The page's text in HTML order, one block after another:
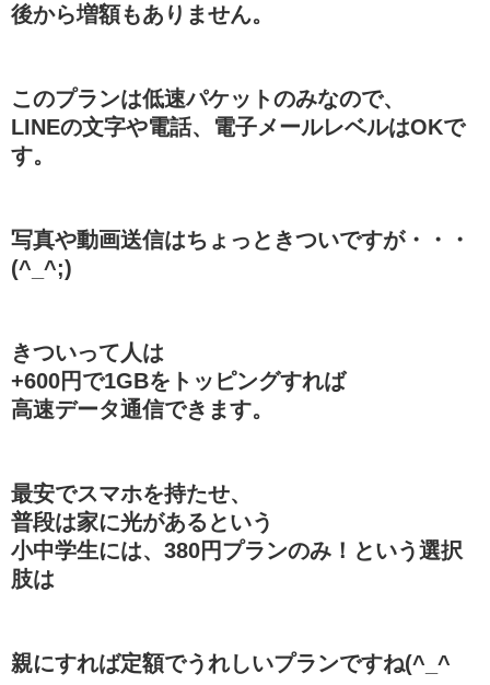
後から増額もありません。
このプランは低速パケットのみなので、
LINEの文字や電話、電子メールレベルはOKで
す。
写真や動画送信はちょっときついですが・・・
(^_^;)
きついって人は
+600円で1GBをトッピングすれば
高速データ通信できます。
最安でスマホを持たせ、
普段は家に光があるという
小中学生には、380円プランのみ！という選択
肢は
親にすれば定額でうれしいプランですね(^_^